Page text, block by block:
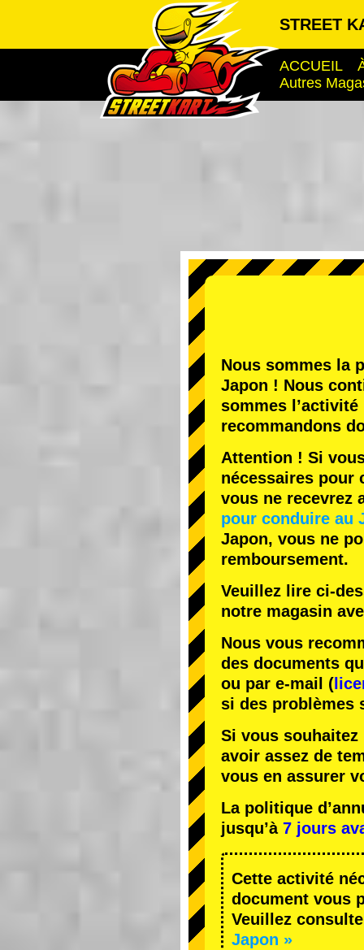
STREET
ACCUEIL
Autres
Nous sommes la
Japon ! Nous
sommes l’activité
recommandons
Attention ! Si
nécessaires pour
vous ne recevrez
pour conduire au
Japon, vous ne
remboursement.
Veuillez lire ci-
notre magasin
Nous vous
des documents
ou par e-mail (
si des problèmes
Si vous
avoir assez de
vous en assurer
La politique
jusqu’à 7 jours
Cette activité
document vous
Veuillez
Japon »